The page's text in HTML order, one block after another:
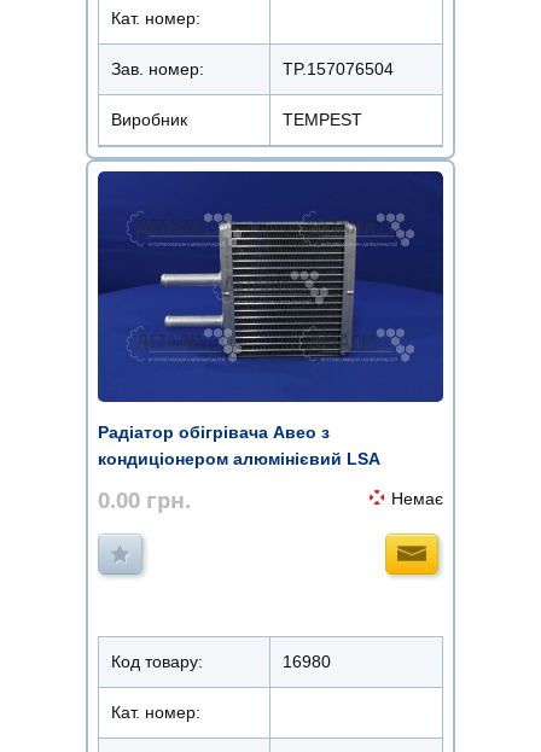
Кат. номер:
Зав. номер: TP.157076504
Виробник TEMPEST
Радіатор обігрівача Авео з
кондиціонером алюмінієвий LSA
0.00 грн. Немає
Код товару: 16980
Кат. номер: